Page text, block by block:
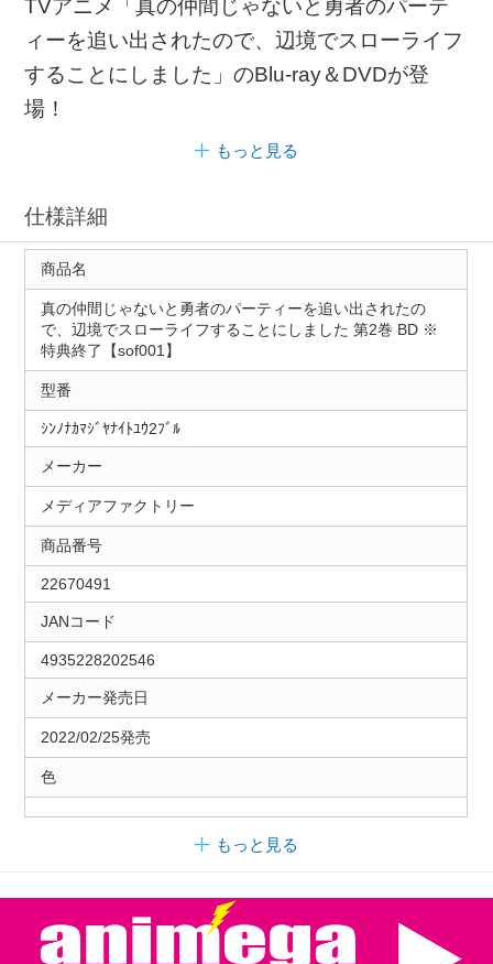
TVアニメ「真の仲間じゃないと勇者のパーテ
ィーを追い出されたので、辺境でスローライフ
することにしました」のBlu-ray＆DVDが登
場！
もっと見る
仕様詳細
商品名
真の仲間じゃないと勇者のパーティーを追い出されたの
で、辺境でスローライフすることにしました 第2巻 BD ※
特典終了【sof001】
型番
ｼﾝﾉﾅｶﾏｼﾞﾔﾅｲﾄﾕｳ2ﾌﾞﾙ
メーカー
メディアファクトリー
商品番号
22670491
JANコード
4935228202546
メーカー発売日
2022/02/25発売
色
もっと見る